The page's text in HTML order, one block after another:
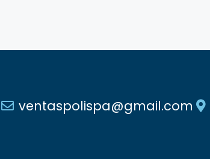
ventaspolispa@gmail.com